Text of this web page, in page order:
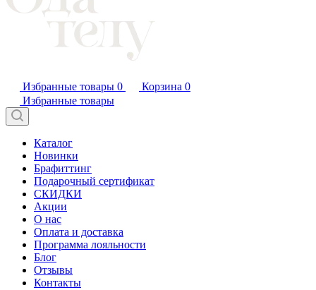
Избранные товары 0 Корзина 0
Избранные товары
Каталог
Новинки
Брафиттинг
Подарочный сертификат
СКИДКИ
Акции
О нас
Оплата и доставка
Программа лояльности
Блог
Отзывы
Контакты